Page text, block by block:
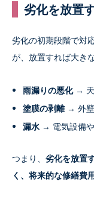
劣化を放置
劣化の初期段階で対
が、放置すれば大き
雨漏りの悪化→ 天
塗膜の剥離→ 外壁
漏水→ 電気設備や
つまり、 劣化を放置
く、将来的な修繕費